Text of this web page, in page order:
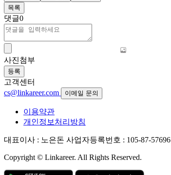
목록
댓글0
사진첨부
등록
고객센터
cs@linkareer.com
이메일 문의
이용약관
개인정보처리방침
대표이사 : 노은돈 사업자등록번호 : 105-87-57696
Copyright © Linkareer. All Rights Reserved.